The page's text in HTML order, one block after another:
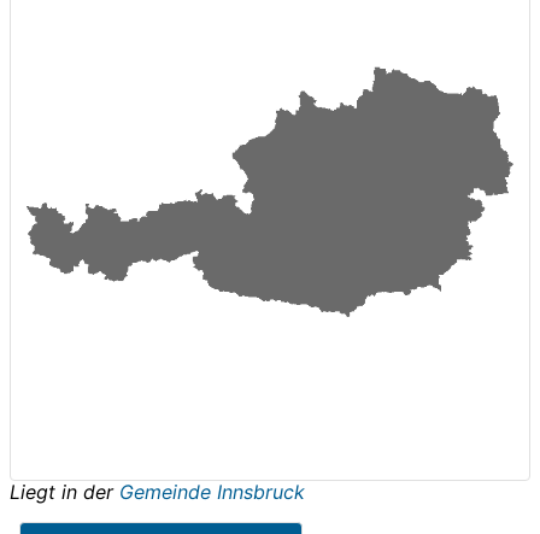
Liegt in der Gemeinde Innsbruck